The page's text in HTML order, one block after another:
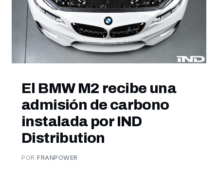
El BMW M2 recibe una
admisión de carbono
instalada por IND
Distribution
PORFRANPOWER